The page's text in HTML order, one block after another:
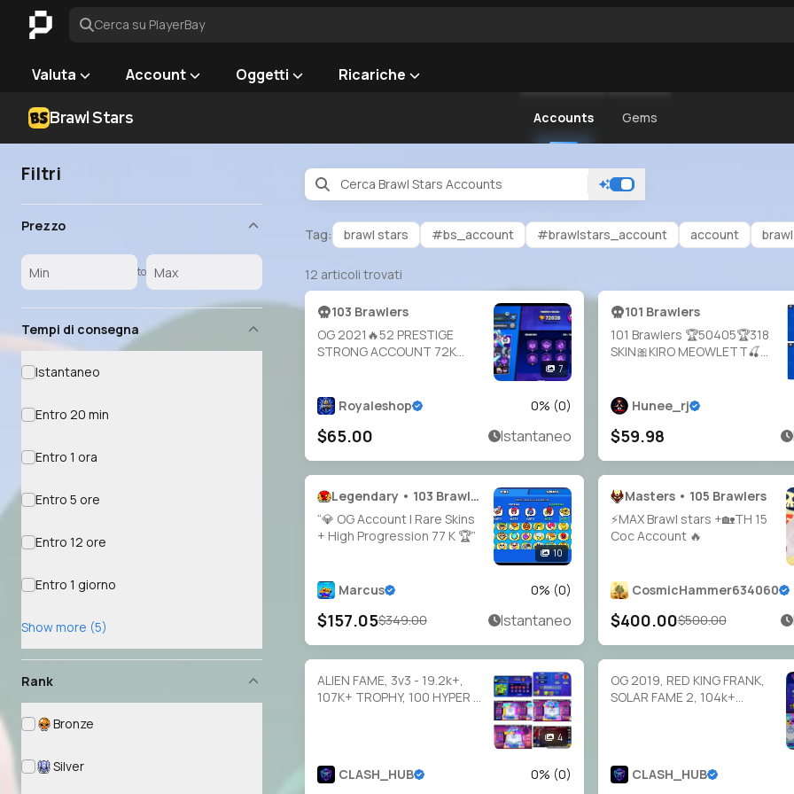
Cerca su PlayerBay
Valuta Account Oggetti Ricariche
Brawl Stars Accounts Gems
Filtri
Prezzo
to
Tempi di consegna
Istantaneo
Entro 20 min
Entro 1 ora
Entro 5 ore
Entro 12 ore
Entro 1 giorno
Show more (5)
Rank
Bronze
Silver
Tag: brawl stars #bs_account #brawlstars_account account
12 articoli trovati
103 Brawlers
OG 2021🔥52 PRESTIGE
STRONG ACCOUNT 72K
HYPERCHARGER 🎉TOTAL
SKIN 379🎉
7
Royaleshop 0% (0)
$65.00 Istantaneo
101 Brawlers
101 Brawlers 🏆50405🏆318
SKIN🎀KIRO MEOWLETT🍒
Hunee_rj
$59.98
Legendary • 103 Brawlers
“💎 OG Account | Rare Skins
+ High Progression 77 K 🏆”
10
Marcus 0% (0)
$157.05$349.00 Istantaneo
Masters • 105 Brawlers
⚡MAX Brawl stars +🏡TH 15
Coc Account 🔥
CosmicHammer634060
$400.00$500.00
ALIEN FAME, 3v3 - 19.2k+,
107K+ TROPHY, 100 HYPER &
4
CLASH_HUB 0% (0)
OG 2019, RED KING FRANK,
SOLAR FAME 2, 104k+
MYTHIC + 12 LEGENDARY +
8 HYPERCHARGED] , 1198
CLASH_HUB